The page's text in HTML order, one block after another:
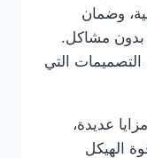
وضمان
بدون مشاكل.
التي
عديدة،
الهيكل